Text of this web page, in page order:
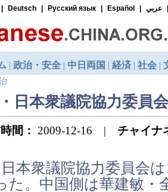
日本衆議院協力委員
間： 2009-12-16 | チャイナ
本衆議院協力委員会
た。中国側は華建敏・